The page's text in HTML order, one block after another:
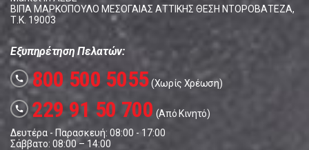
ΒΙΠΑ ΜΑΡΚΟΠΟΥΛΟ ΜΕΣΟΓΑΙΑΣ ΑΤΤΙΚΗΣ ΘΕΣΗ ΝΤΟΡΟΒΑΤΕΖΑ,
Τ.Κ. 19003
Εξυπηρέτηση Πελατών:
call 800 500 5055(Χωρίς Χρέωση)
call 229 91 50 700 (Από Κινητό)
Δευτέρα - Παρασκευή: 08:00 - 17:00
Σάββατο: 08:00 – 14:00